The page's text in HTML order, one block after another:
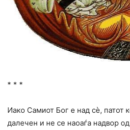
* * *
Иако Самиот Бог е над сѐ, патот
далечен и не се наоаѓа надвор